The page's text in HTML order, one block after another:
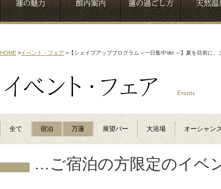
HOME >イベント・フェア > 【シェイプアッププログラム～一日集中Ver.～】夏を目前に
全て 宿泊 万蓮 展望バー 大浴場 オーシャン
…ご宿泊の方限定のイベ